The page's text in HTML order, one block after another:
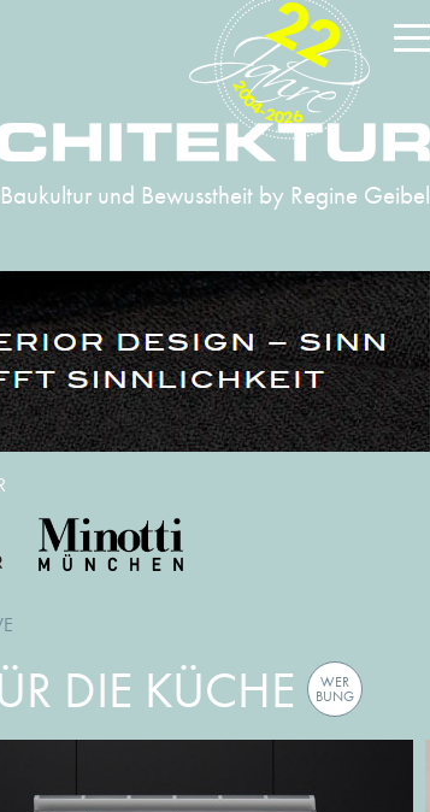
Baukultur und Bewusstheit by Regine Geibel
2004-2026
22
DIE KÜCHE WER
BUNG